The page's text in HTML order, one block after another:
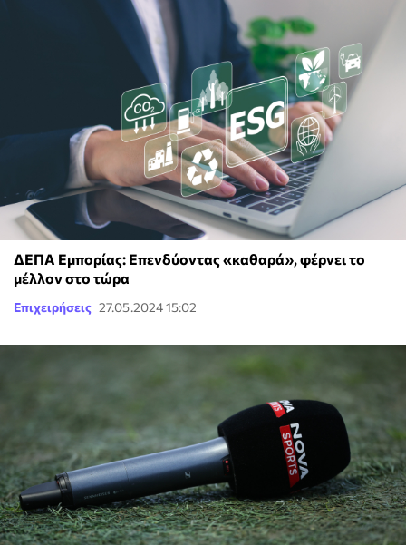
ΔΕΠΑ Εμπορίας: Επενδύοντας «καθαρά», φέρνει το
μέλλον στο τώρα
Επιχειρήσεις 27.05.2024 15:02